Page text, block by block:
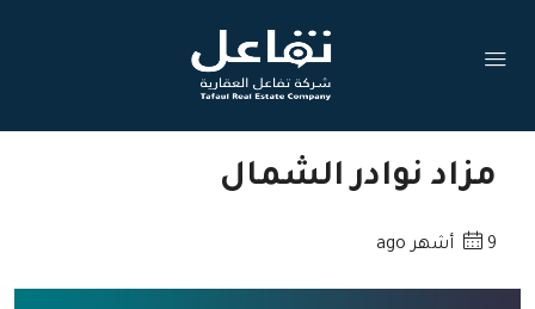
مزاد نوادر الشمال
9 أشهر ago